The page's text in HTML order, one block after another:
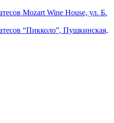
Mozart Wine House, ул. Б.
“Пикколо”, Пушкинская,